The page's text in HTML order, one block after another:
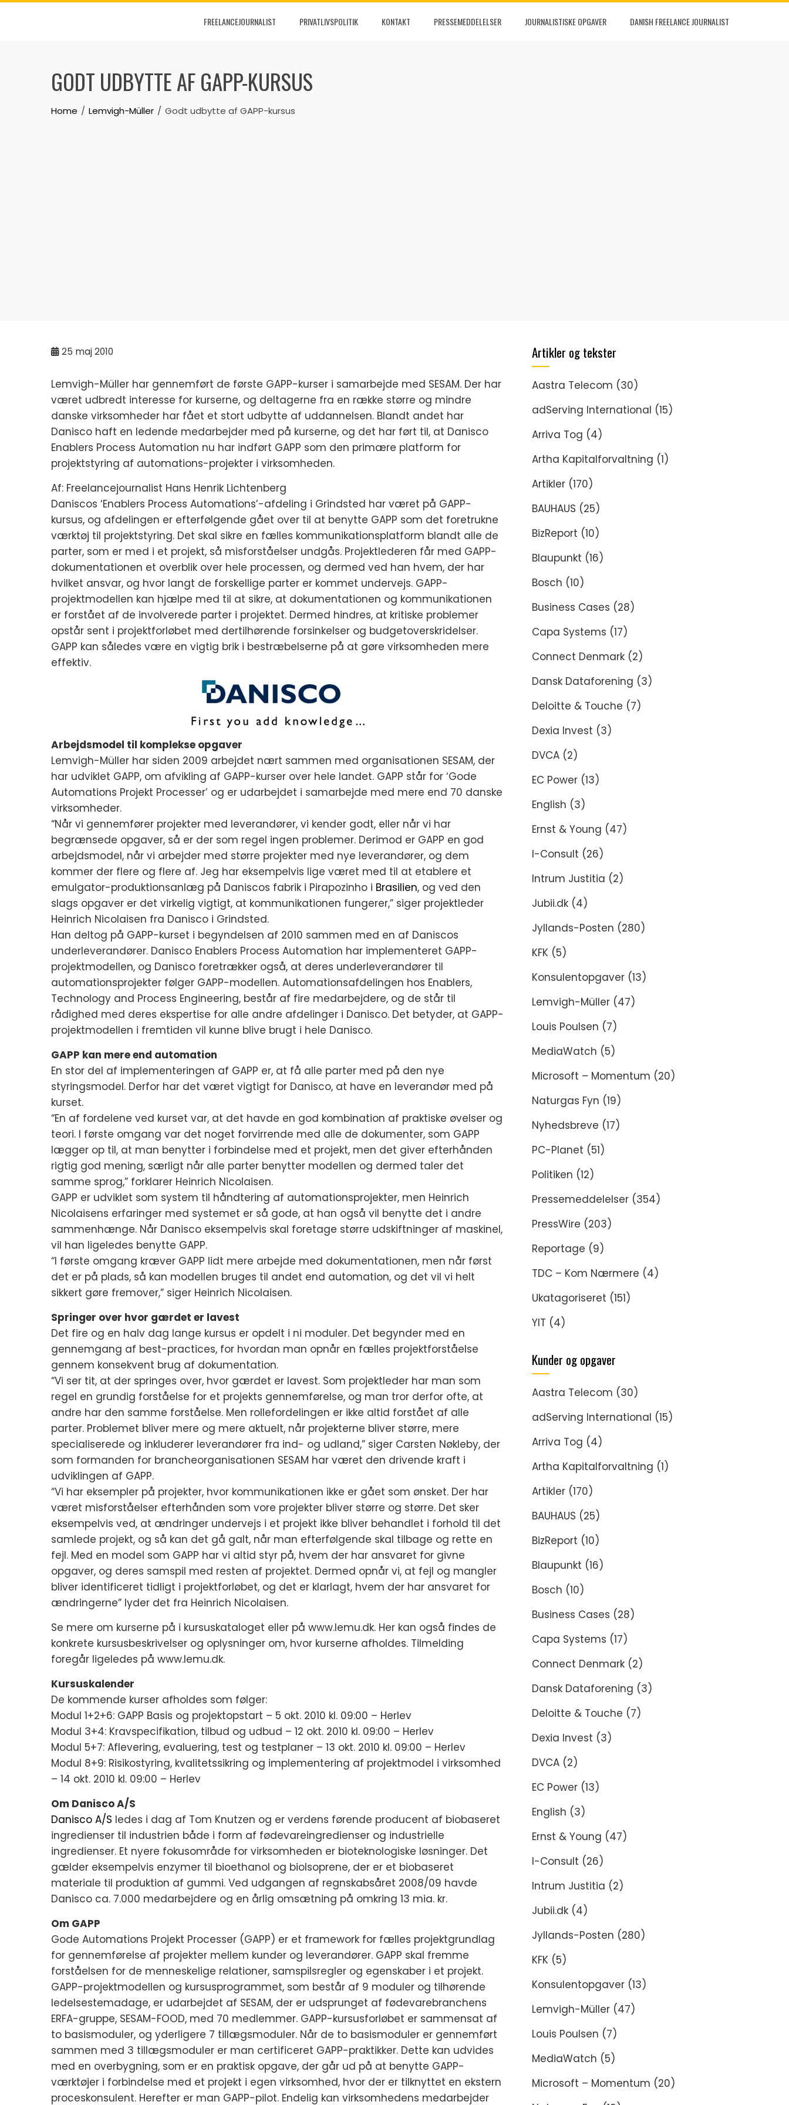
Skip
FREELANCEJOURNALIST PRIVATLIVSPOLITIK KONTAKT PRESSEMEDDELELSER JOURNALISTISKE OPGAVER DANISH FREELANCE JOURNALIST
GODT UDBYTTE AF GAPP-KURSUS
Home Lemvigh-Müller Godt udbytte af GAPP-kursus
25 maj 2010
Lemvigh-Müller har gennemført de første GAPP-kurser i samarbejde med SESAM. Der har
været udbredt interesse for kurserne, og deltagerne fra en række større og mindre
danske virksomheder har fået et stort udbytte af uddannelsen. Blandt andet har
Danisco haft en ledende medarbejder med på kurserne, og det har ført til, at Danisco
Enablers Process Automation nu har indført GAPP som den primære platform for
projektstyring af automations-projekter i virksomheden.
Af: Freelancejournalist Hans Henrik Lichtenberg
Daniscos ‘Enablers Process Automations’-afdeling i Grindsted har været på GAPP-
kursus, og afdelingen er efterfølgende gået over til at benytte GAPP som det foretrukne
værktøj til projektstyring. Det skal sikre en fælles kommunikationsplatform blandt alle de
parter, som er med i et projekt, så misforståelser undgås. Projektlederen får med GAPP-
dokumentationen et overblik over hele processen, og dermed ved han hvem, der har
hvilket ansvar, og hvor langt de forskellige parter er kommet undervejs. GAPP-
projektmodellen kan hjælpe med til at sikre, at dokumentationen og kommunikationen
er forstået af de involverede parter i projektet. Dermed hindres, at kritiske problemer
opstår sent i projektforløbet med dertilhørende forsinkelser og budgetoverskridelser.
GAPP kan således være en vigtig brik i bestræbelserne på at gøre virksomheden mere
effektiv.
Arbejdsmodel til komplekse opgaver
Lemvigh-Müller har siden 2009 arbejdet nært sammen med organisationen SESAM, der
har udviklet GAPP, om afvikling af GAPP-kurser over hele landet. GAPP står for ‘Gode
Automations Projekt Processer’ og er udarbejdet i samarbejde med mere end 70 danske
virksomheder.
“Når vi gennemfører projekter med leverandører, vi kender godt, eller når vi har
begrænsede opgaver, så er der som regel ingen problemer. Derimod er GAPP en god
arbejdsmodel, når vi arbejder med større projekter med nye leverandører, og dem
kommer der flere og flere af. Jeg har eksempelvis lige været med til at etablere et
emulgator-produktionsanlæg på Daniscos fabrik i Pirapozinho i Brasilien, og ved den
slags opgaver er det virkelig vigtigt, at kommunikationen fungerer,” siger projektleder
Heinrich Nicolaisen fra Danisco i Grindsted.
Han deltog på GAPP-kurset i begyndelsen af 2010 sammen med en af Daniscos
underleverandører. Danisco Enablers Process Automation har implementeret GAPP-
projektmodellen, og Danisco foretrækker også, at deres underleverandører til
automationsprojekter følger GAPP-modellen. Automationsafdelingen hos Enablers,
Technology and Process Engineering, består af fire medarbejdere, og de står til
rådighed med deres ekspertise for alle andre afdelinger i Danisco. Det betyder, at GAPP-
projektmodellen i fremtiden vil kunne blive brugt i hele Danisco.
GAPP kan mere end automation
En stor del af implementeringen af GAPP er, at få alle parter med på den nye
styringsmodel. Derfor har det været vigtigt for Danisco, at have en leverandør med på
kurset.
“En af fordelene ved kurset var, at det havde en god kombination af praktiske øvelser og
teori. I første omgang var det noget forvirrende med alle de dokumenter, som GAPP
lægger op til, at man benytter i forbindelse med et projekt, men det giver efterhånden
rigtig god mening, særligt når alle parter benytter modellen og dermed taler det
samme sprog,” forklarer Heinrich Nicolaisen.
GAPP er udviklet som system til håndtering af automationsprojekter, men Heinrich
Nicolaisens erfaringer med systemet er så gode, at han også vil benytte det i andre
sammenhænge. Når Danisco eksempelvis skal foretage større udskiftninger af maskinel,
vil han ligeledes benytte GAPP.
“I første omgang kræver GAPP lidt mere arbejde med dokumentationen, men når først
det er på plads, så kan modellen bruges til andet end automation, og det vil vi helt
sikkert gøre fremover,” siger Heinrich Nicolaisen.
Springer over hvor gærdet er lavest
Det fire og en halv dag lange kursus er opdelt i ni moduler. Det begynder med en
gennemgang af best-practices, for hvordan man opnår en fælles projektforståelse
gennem konsekvent brug af dokumentation.
“Vi ser tit, at der springes over, hvor gærdet er lavest. Som projektleder har man som
regel en grundig forståelse for et projekts gennemførelse, og man tror derfor ofte, at
andre har den samme forståelse. Men rollefordelingen er ikke altid forstået af alle
parter. Problemet bliver mere og mere aktuelt, når projekterne bliver større, mere
specialiserede og inkluderer leverandører fra ind- og udland,” siger Carsten Nøkleby, der
som formanden for brancheorganisationen SESAM har været den drivende kraft i
udviklingen af GAPP.
“Vi har eksempler på projekter, hvor kommunikationen ikke er gået som ønsket. Der har
været misforståelser efterhånden som vore projekter bliver større og større. Det sker
eksempelvis ved, at ændringer undervejs i et projekt ikke bliver behandlet i forhold til det
samlede projekt, og så kan det gå galt, når man efterfølgende skal tilbage og rette en
fejl. Med en model som GAPP har vi altid styr på, hvem der har ansvaret for givne
opgaver, og deres samspil med resten af projektet. Dermed opnår vi, at fejl og mangler
bliver identificeret tidligt i projektforløbet, og det er klarlagt, hvem der har ansvaret for
ændringerne” lyder det fra Heinrich Nicolaisen.
Se mere om kurserne på i kursuskataloget eller på www.lemu.dk. Her kan også findes de
konkrete kursusbeskrivelser og oplysninger om, hvor kurserne afholdes. Tilmelding
foregår ligeledes på www.lemu.dk.
Kursuskalender
De kommende kurser afholdes som følger:
Modul 1+2+6: GAPP Basis og projektopstart – 5 okt. 2010 kl. 09:00 – Herlev
Modul 3+4: Kravspecifikation, tilbud og udbud – 12 okt. 2010 kl. 09:00 – Herlev
Modul 5+7: Aflevering, evaluering, test og testplaner – 13 okt. 2010 kl. 09:00 – Herlev
Modul 8+9: Risikostyring, kvalitetssikring og implementering af projektmodel i virksomhed
– 14 okt. 2010 kl. 09:00 – Herlev
Om Danisco A/S
Danisco A/S ledes i dag af Tom Knutzen og er verdens førende producent af biobaseret
ingredienser til industrien både i form af fødevareingredienser og industrielle
ingredienser. Et nyere fokusområde for virksomheden er bioteknologiske løsninger. Det
gælder eksempelvis enzymer til bioethanol og bioIsoprene, der er et biobaseret
materiale til produktion af gummi. Ved udgangen af regnskabsåret 2008/09 havde
Danisco ca. 7.000 medarbejdere og en årlig omsætning på omkring 13 mia. kr.
Om GAPP
Gode Automations Projekt Processer (GAPP) er et framework for fælles projektgrundlag
for gennemførelse af projekter mellem kunder og leverandører. GAPP skal fremme
forståelsen for de menneskelige relationer, samspilsregler og egenskaber i et projekt.
GAPP-projektmodellen og kursusprogrammet, som består af 9 moduler og tilhørende
ledelsestemadage, er udarbejdet af SESAM, der er udsprunget af fødevarebranchens
ERFA-gruppe, SESAM-FOOD, med 70 medlemmer. GAPP-kursusforløbet er sammensat af
to basismoduler, og yderligere 7 tillægsmoduler. Når de to basismoduler er gennemført
sammen med 3 tillægsmoduler er man certificeret GAPP-praktikker. Dette kan udvides
med en overbygning, som er en praktisk opgave, der går ud på at benytte GAPP-
værktøjer i forbindelse med et projekt i egen virksomhed, hvor der er tilknyttet en ekstern
proceskonsulent. Herefter er man GAPP-pilot. Endelig kan virksomhedens medarbejder
Artikler og tekster
Aastra Telecom (30)
adServing International (15)
Arriva Tog (4)
Artha Kapitalforvaltning (1)
Artikler (170)
BAUHAUS (25)
BizReport (10)
Blaupunkt (16)
Bosch (10)
Business Cases (28)
Capa Systems (17)
Connect Denmark (2)
Dansk Dataforening (3)
Deloitte & Touche (7)
Dexia Invest (3)
DVCA (2)
EC Power (13)
English (3)
Ernst & Young (47)
I-Consult (26)
Intrum Justitia (2)
Jubii.dk (4)
Jyllands-Posten (280)
KFK (5)
Konsulentopgaver (13)
Lemvigh-Müller (47)
Louis Poulsen (7)
MediaWatch (5)
Microsoft – Momentum (20)
Naturgas Fyn (19)
Nyhedsbreve (17)
PC-Planet (51)
Politiken (12)
Pressemeddelelser (354)
PressWire (203)
Reportage (9)
TDC – Kom Nærmere (4)
Ukatagoriseret (151)
YIT (4)
Kunder og opgaver
Aastra Telecom (30)
adServing International (15)
Arriva Tog (4)
Artha Kapitalforvaltning (1)
Artikler (170)
BAUHAUS (25)
BizReport (10)
Blaupunkt (16)
Bosch (10)
Business Cases (28)
Capa Systems (17)
Connect Denmark (2)
Dansk Dataforening (3)
Deloitte & Touche (7)
Dexia Invest (3)
DVCA (2)
EC Power (13)
English (3)
Ernst & Young (47)
I-Consult (26)
Intrum Justitia (2)
Jubii.dk (4)
Jyllands-Posten (280)
KFK (5)
Konsulentopgaver (13)
Lemvigh-Müller (47)
Louis Poulsen (7)
MediaWatch (5)
Microsoft – Momentum (20)